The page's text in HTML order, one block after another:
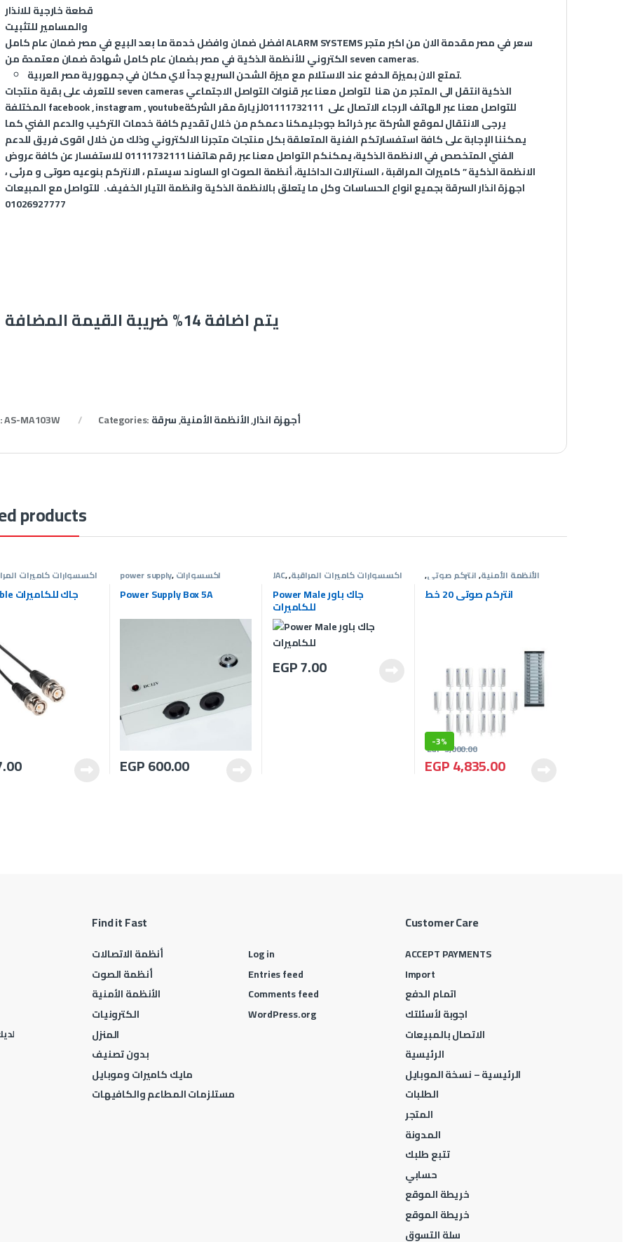
قطعة خارجية للانذار
والمسامير للتثبيت
افضل ضمان وافضل خدمة ما بعد البيع في مصر ضمان عام كاملALARM SYSTEMSسعر في مصر مقدمة الان من اكبر متجر
الكتروني للأنظمة الذكية في مصر بضمان عام كامل شهادة ضمان معتمدة من seven cameras.
تمتع الان بميزة الدفع عند الاستلام مع ميزة الشحن السريع جداً لاي مكان في جمهورية مصر العربية.
للتعرف على بقية منتجاتseven cameras الذكية انتقل الى المتجر منهنا لتواصل معنا عبر قنوات التواصل الاجتماعي
facebook,instagram,youtube للتواصل معنا عبر الهاتف الرجاء الاتصال على 01111732111لزيارة مقر الشركة
يرجى الانتقال لموقع الشركة عبرخرائط جوجليمكنا دعمكم من خلال تقديم كافة خدمات التركيب والدعم الفني كما
يمكننا الإجابة على كافة استفسارتكم الفنية المتعلقة بكل منتجات متجرنا الالكتروني وذلك من خلال اقوى فريق للدعم
الفني المتخصص في الانظمة الذكية، يمكنكم التواصل معنا عبر رقم هاتفنا 01111732111 للاستفسار عن كافة عروض
الانظمة الذكية ” كاميرات المراقبة ، السنترالات الداخلية، أنظمة الصوت او الساوند سيستم ، الانتركم بنوعيه صوتى و مرئى ،
اجهزة انذار السرقة بجميع انواع الحساسات وكل ما يتعلق بالانظمة الذكية وانظمة التيار الخفيف. للتواصل مع المبيعات
01026927777
يتم اضافة 14% ضريبة القيمة المضافة
AS-MA103W Categories: أجهزة انذار,الأنظمة الأمنية,سرقة
products
اكسسوارات كاميرات
BNC Cable جاك للكاميرات
power supply,اكسسوارات
كاميرات المراقبة,الأنظمة الأمنية
Power Supply Box 5A
EGP600.00
JAC,اكسسوارات كاميرات المراقبة,
الأنظمة الأمنية
Power Male جاك باور
للكاميرات
EGP7.00
الأنظمة الأمنية,انتركم صوتى,
عروض انتركم
انتركم صوتى 20 خط
-3%
EGP4,835.00
EGP5,000.00
Find it Fast
أنظمة الاتصالات
أنظمة الصوت
الأنظمة الأمنية
الكترونيات
المنزل
بدون تصنيف
مايك كاميرات وموبايل
مستلزمات المطاعم والكافيهات
Log in
Entries feed
Comments feed
WordPress.org
Customer Care
ACCEPT PAYMENTS
Import
اتمام الدفع
اجوبة لأسئلتك
الاتصال بالمبيعات
الرئيسية
الرئيسية – نسخة الموبايل
الطلبات
المتجر
المدونة
تتبع طلبك
حسابي
خريطة الموقع
خريطة الموقع
سلة التسوق